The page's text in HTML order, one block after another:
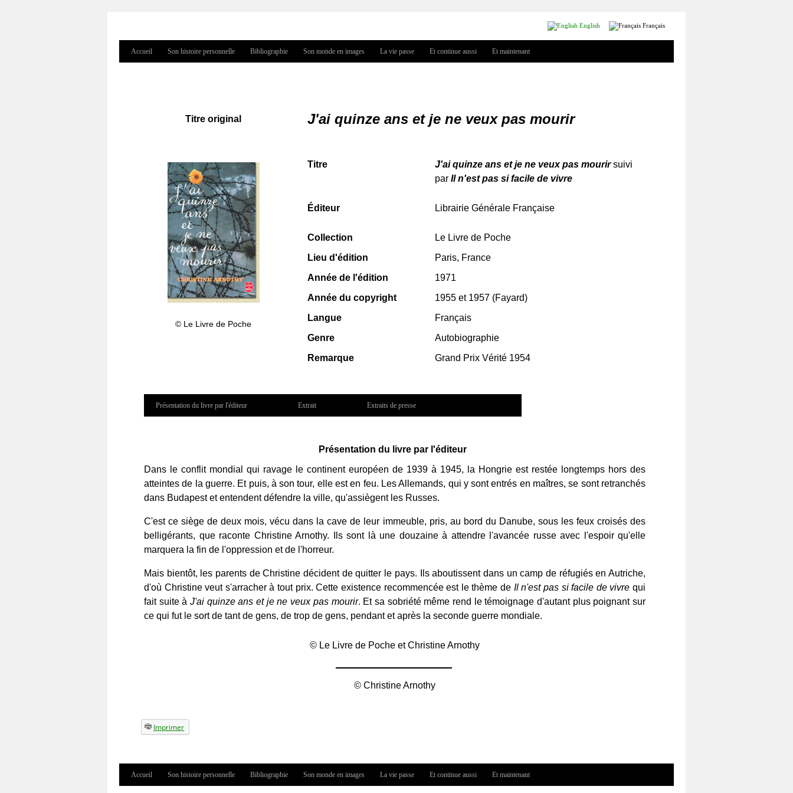
English Français
Menu principal
Accueil Son histoire personnelle Bibliographie Son monde en images La vie passe Et continue aussi Et maintenant
Titre original J'ai quinze ans et je ne veux pas mourir
© Le Livre de Poche
Titre J'ai quinze ans et je ne veux pas mourirsuivi
par Il n'est pas si facile de vivre
Éditeur Librairie Générale Française
Collection
Le Livre de Poche
Lieu d'édition
Paris, France
Année de l'édition
1971
Année du copyright
1955 et 1957 (Fayard)
Langue
Français
Genre
Autobiographie
Remarque
Grand Prix Vérité 1954
Présentation du livre par l'éditeur Extrait Extraits de presse
Présentation du livre par l'éditeur
Dans le conflit mondial qui ravage le continent européen de 1939 à 1945, la Hongrie est restée longtemps hors des
atteintes de la guerre. Et puis, à son tour, elle est en feu. Les Allemands, qui y sont entrés en maîtres, se sont retranchés
dans Budapest et entendent défendre la ville, qu'assiègent les Russes.
C'est ce siège de deux mois, vécu dans la cave de leur immeuble, pris, au bord du Danube, sous les feux croisés des
belligérants, que raconte Christine Arnothy. Ils sont là une douzaine à attendre l'avancée russe avec l'espoir qu'elle
marquera la fin de l'oppression et de l'horreur.
Mais bientôt, les parents de Christine décident de quitter le pays. Ils aboutissent dans un camp de réfugiés en Autriche,
d'où Christine veut s'arracher à tout prix. Cette existence recommencée est le thème de Il n'est pas si facile de vivre qui
fait suite àJ'ai quinze ans et je ne veux pas mourir. Et sa sobriété même rend le témoignage d'autant plus poignant sur
ce qui fut le sort de tant de gens, de trop de gens, pendant et après la seconde guerre mondiale.
© Le Livre de Poche et Christine Arnothy
© Christine Arnothy
Imprimer
Menu principal
Accueil Son histoire personnelle Bibliographie Son monde en images La vie passe Et continue aussi Et maintenant